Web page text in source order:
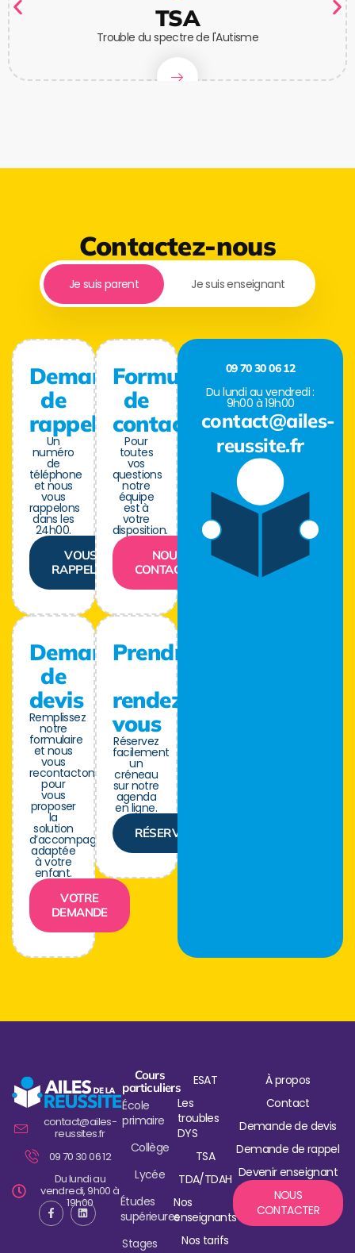
TSA
Trouble du spectre de l'Autisme
Contactez-nous
Je suis parent Je suis enseignant
Demande
de
rappel
Un
numéro
de
téléphone
et nous
vous
rappelons
dans les
24h00.
VOUS
RAPPELER
Demande
de
devis
Remplissez
notre
formulaire
et nous
vous
recontactons
pour
vous
proposer
la
solution
d’accompagnement
adaptée
à votre
enfant.
VOTRE
DEMANDE
Formulaire
de
contact
Pour
toutes
vos
questions
notre
équipe
est à
votre
disposition.
NOUS
CONTACTER
Prendre
rendez-
vous
Réservez
facilement
un
créneau
sur notre
agenda
en ligne.
RÉSERVER
09 70 30 06 12
Du lundi au vendredi :
9h00 à 19h00
contact@ailes-
reussite.fr
contact@ailes-
reussites.fr
09 70 30 06 12
Du lundi au
vendredi, 9h00 à
19h00
Cours
particuliers
École
primaire
Collège
Lycée
Études
supérieures
Stages
ESAT
Les
troubles
DYS
TSA
TDA/TDAH
Nos
enseignants
Nos tarifs
À propos
Contact
Demande de devis
Demande de rappel
Devenir enseignant
NOUS
CONTACTER